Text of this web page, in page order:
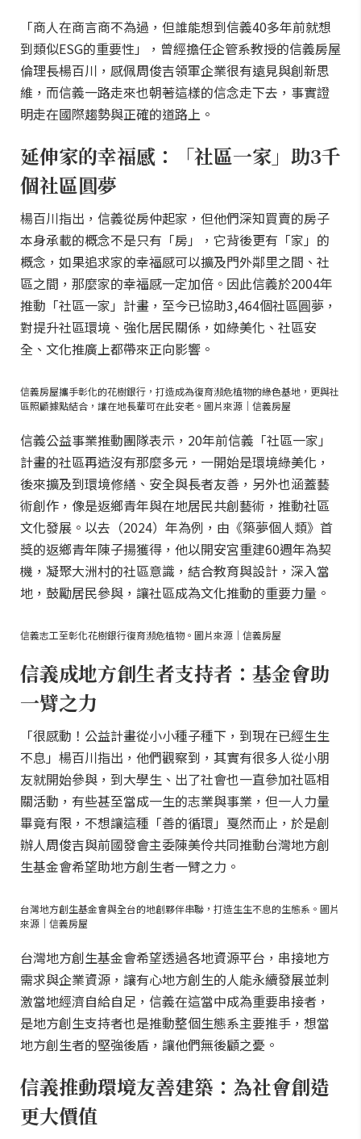
「商人在商言商不為過，但誰能想到信義40多年前就想
到類似ESG的重要性」，曾經擔任企管系教授的信義房屋
倫理長楊百川，感佩周俊吉領軍企業很有遠見與創新思
維，而信義一路走來也朝著這樣的信念走下去，事實證
明走在國際趨勢與正確的道路上。
延伸家的幸福感：「社區一家」助3千
個社區圓夢
楊百川指出，信義從房仲起家，但他們深知買賣的房子
本身承載的概念不是只有「房」，它背後更有「家」的
概念，如果追求家的幸福感可以擴及門外鄰里之間、社
區之間，那麼家的幸福感一定加倍。因此信義於2004年
推動「社區一家」計畫，至今已協助3,464個社區圓夢，
對提升社區環境、強化居民關係，如綠美化、社區安
全、文化推廣上都帶來正向影響。
信義房屋攜手彰化的花樹銀行，打造成為復育瀕危植物的綠色基地，更與社
區照顧據點結合，讓在地長輩可在此安老。圖片來源｜信義房屋
信義公益事業推動團隊表示，20年前信義「社區一家」
計畫的社區再造沒有那麼多元，一開始是環境綠美化，
後來擴及到環境修繕、安全與長者友善，另外也涵蓋藝
術創作，像是返鄉青年與在地居民共創藝術，推動社區
文化發展。以去（2024）年為例，由《築夢個人類》首
獎的返鄉青年陳子揚獲得，他以開安宮重建60週年為契
機，凝聚大洲村的社區意識，結合教育與設計，深入當
地，鼓勵居民參與，讓社區成為文化推動的重要力量。
信義志工至彰化花樹銀行復育瀕危植物。圖片來源｜信義房屋
信義成地方創生者支持者：基金會助
一臂之力
「很感動！公益計畫從小小種子種下，到現在已經生生
不息」楊百川指出，他們觀察到，其實有很多人從小朋
友就開始參與，到大學生、出了社會也一直參加社區相
關活動，有些甚至當成一生的志業與事業，但一人力量
畢竟有限，不想讓這種「善的循環」戛然而止，於是創
辦人周俊吉與前國發會主委陳美伶共同推動台灣地方創
生基金會希望助地方創生者一臂之力。
台灣地方創生基金會與全台的地創夥伴串聯，打造生生不息的生態系。圖片
來源｜信義房屋
台灣地方創生基金會希望透過各地資源平台，串接地方
需求與企業資源，讓有心地方創生的人能永續發展並刺
激當地經濟自給自足，信義在這當中成為重要串接者，
是地方創生支持者也是推動整個生態系主要推手，想當
地方創生者的堅強後盾，讓他們無後顧之憂。
信義推動環境友善建築：為社會創造
更大價值